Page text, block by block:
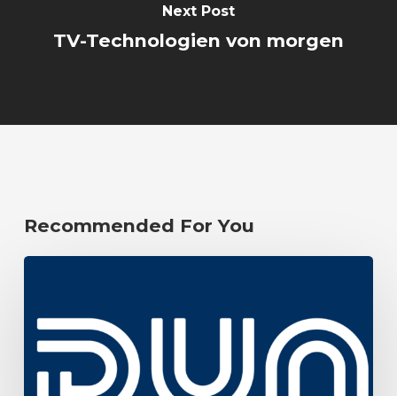
Next Post
TV-Technologien von morgen
Recommended For You